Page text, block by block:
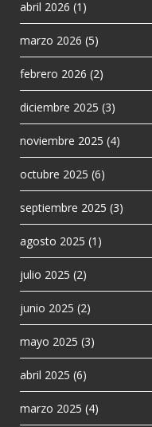
abril 2026 (1)
marzo 2026 (5)
febrero 2026 (2)
diciembre 2025 (3)
noviembre 2025 (4)
octubre 2025 (6)
septiembre 2025 (3)
agosto 2025 (1)
julio 2025 (2)
junio 2025 (2)
mayo 2025 (3)
abril 2025 (6)
marzo 2025 (4)